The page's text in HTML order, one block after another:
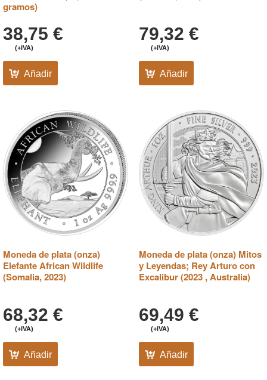
gramos)
38,75 €
(+IVA)
Añadir
79,32 €
(+IVA)
Añadir
Moneda de plata (onza)
Elefante African Wildlife
(Somalia, 2023)
68,32 €
(+IVA)
Añadir
Moneda de plata (onza) Mitos
y Leyendas; Rey Arturo con
Excalibur (2023 , Australia)
69,49 €
(+IVA)
Añadir